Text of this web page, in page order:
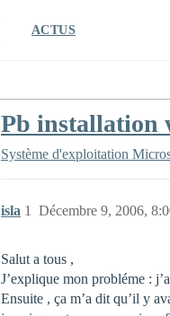
ACTUS
Pb installation
Système d'exploitation
isla Décembre 9, 2006,
1
Salut a tous ,
J’explique mon probléme :
Ensuite , ça m’a dit qu’il y